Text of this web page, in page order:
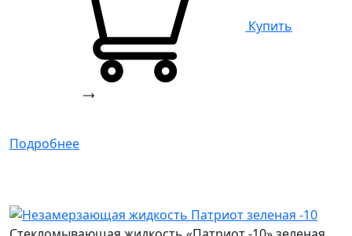
Купить
Подробнее